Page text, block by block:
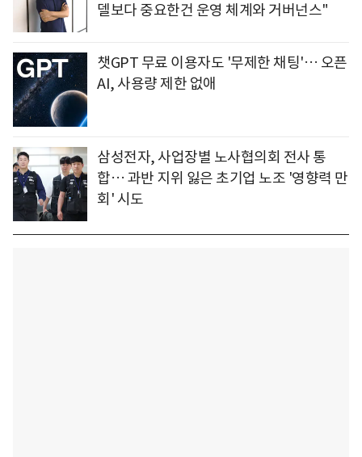
델보다 중요한건 운영 체계와 거버넌스"
챗GPT 무료 이용자도 '무제한 채팅'… 오픈
AI, 사용량 제한 없애
삼성전자, 사업장별 노사협의회 전사 통
합… 과반 지위 잃은 초기업 노조 '영향력 만
회' 시도